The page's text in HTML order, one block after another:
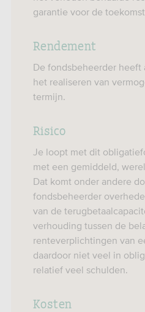
garantie voor de
Rendement
De fondsbeheerder heeft
het realiseren van
termijn.
Risico
Je loopt met dit
met een gemiddeld,
Dat komt onder andere
fondsbeheerder
van de
verhouding tussen de
renteverplichtingen van
daardoor niet veel in
relatief veel schulden.
Kosten